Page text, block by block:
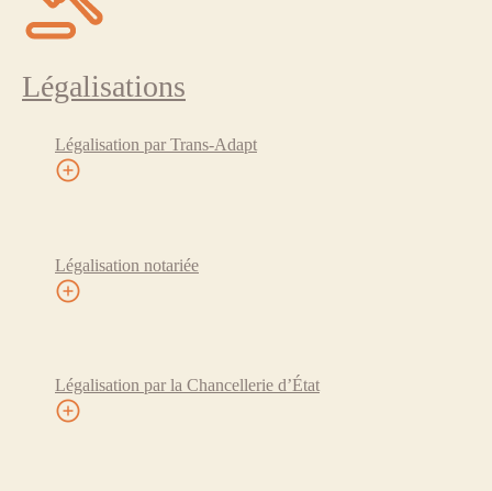
Légalisations
Légalisation par Trans-Adapt
Légalisation notariée
Légalisation par la Chancellerie d’État